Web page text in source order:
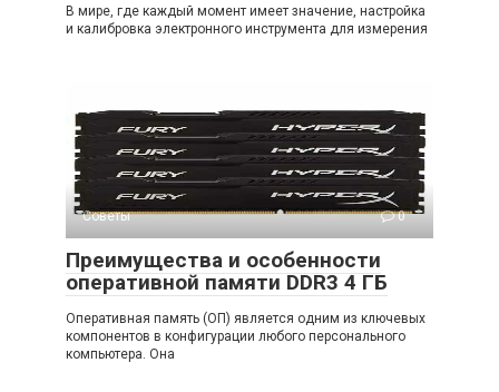
В мире, где каждый момент имеет значение, настройка
и калибровка электронного инструмента для измерения
Советы 0
Преимущества и особенности
оперативной памяти DDR3 4 ГБ
Оперативная память (ОП) является одним из ключевых
компонентов в конфигурации любого персонального
компьютера. Она